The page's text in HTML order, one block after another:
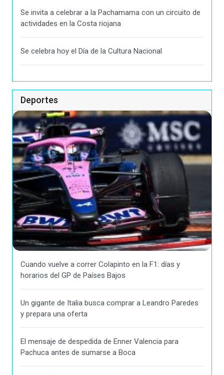
Se invita a celebrar a la Pachamama con un circuito de
actividades en la Costa riojana
Se celebra hoy el Día de la Cultura Nacional
Deportes
Cuando vuelve a correr Colapinto en la F1: días y
horarios del GP de Países Bajos
Un gigante de Italia busca comprar a Leandro Paredes
y prepara una oferta
El mensaje de despedida de Enner Valencia para
Pachuca antes de sumarse a Boca